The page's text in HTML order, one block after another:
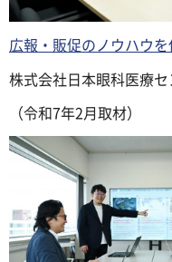
広報・販促のノウハウ
株式会社日本眼科医療
（令和7年2月取材）